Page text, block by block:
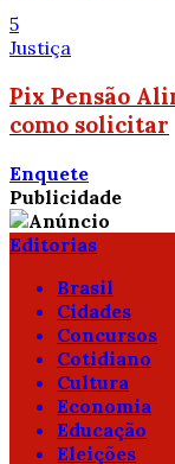
5
Justiça
Pix Pensão
como solicitar
Enquete
Publicidade
Editorias
Brasil
Cidades
Concursos
Cotidiano
Cultura
Economia
Educação
Eleições